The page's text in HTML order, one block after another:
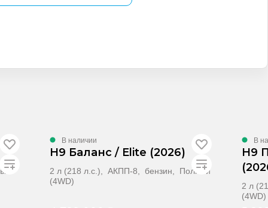
В наличии
H9 Баланс / Elite (2026)
2 л (218 л.с.), АКПП-8, бензин, Полный
(4WD)
В
H9
2 л
(4WD)